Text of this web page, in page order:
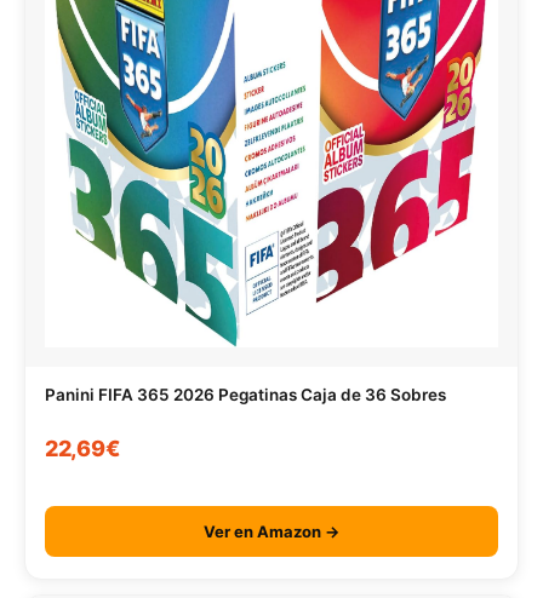
Panini FIFA 365 2026 Pegatinas Caja de 36 Sobres
22,69€
Ver en Amazon →